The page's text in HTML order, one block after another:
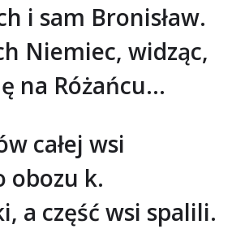
i sam Bronisław.
Niemiec, widząc,
na Różańcu…
całej wsi
obozu k.
a część wsi spalili.